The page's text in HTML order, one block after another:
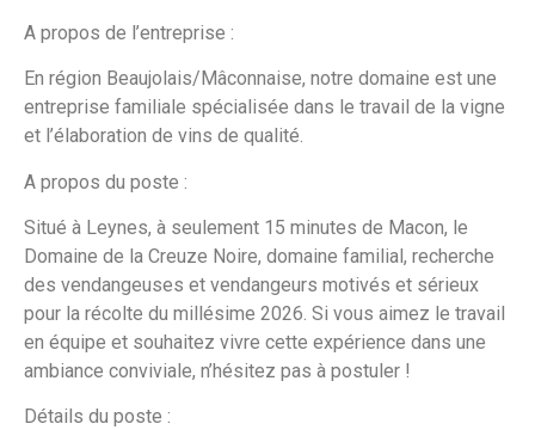
A propos de l’entreprise :
En région Beaujolais/Mâconnaise, notre domaine est une
entreprise familiale spécialisée dans le travail de la vigne
et l’élaboration de vins de qualité.
A propos du poste :
Situé à Leynes, à seulement 15 minutes de Macon, le
Domaine de la Creuze Noire, domaine familial, recherche
des vendangeuses et vendangeurs motivés et sérieux
pour la récolte du millésime 2026. Si vous aimez le travail
en équipe et souhaitez vivre cette expérience dans une
ambiance conviviale, n’hésitez pas à postuler !
Détails du poste :